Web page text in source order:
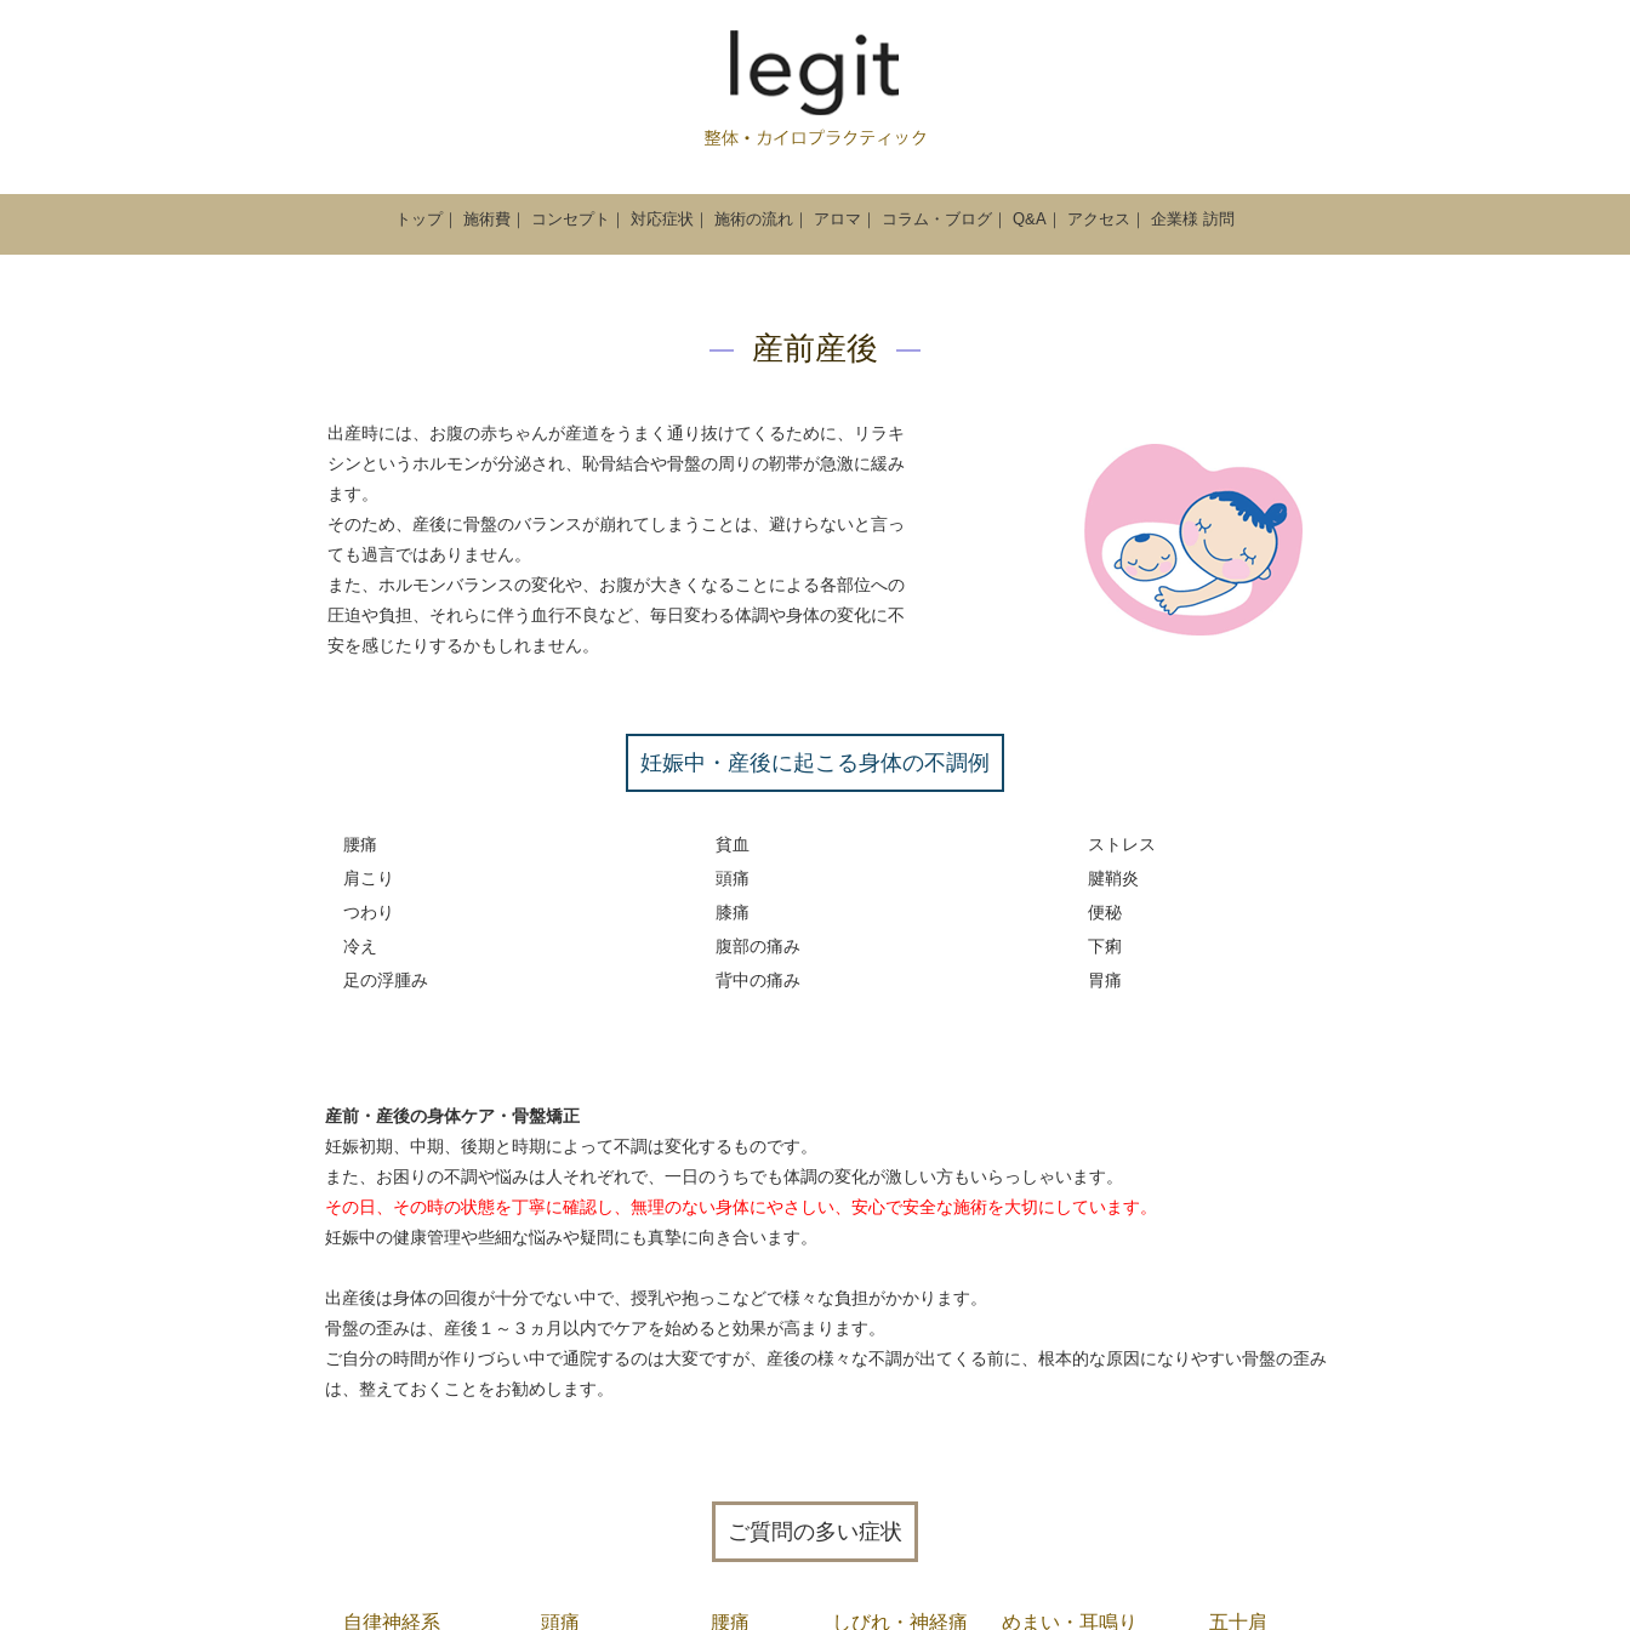
トップ｜ 施術費 ｜ コンセプト ｜ 対応症状 ｜ 施術の流れ ｜ アロマ ｜ コラム・ブログ ｜ Q&A ｜ アクセス ｜ 企業様 訪問
産前産後
出産時には、お腹の赤ちゃんが産道をうまく通り抜けてくるために、リラキ
シンというホルモンが分泌され、恥骨結合や骨盤の周りの靭帯が急激に緩み
ます。
そのため、産後に骨盤のバランスが崩れてしまうことは、避けらないと言っ
ても過言ではありません。
また、ホルモンバランスの変化や、お腹が大きくなることによる各部位への
圧迫や負担、それらに伴う血行不良など、毎日変わる体調や身体の変化に不
安を感じたりするかもしれません。
妊娠中・産後に起こる身体の不調例
腰痛 貧血
ストレス
肩こり
頭痛
腱鞘炎
つわり
膝痛
便秘
冷え
腹部の痛み
下痢
足の浮腫み
背中の痛み 胃痛
産前・産後の身体ケア・骨盤矯正
妊娠初期、中期、後期と時期によって不調は変化するものです。
また、お困りの不調や悩みは人それぞれで、一日のうちでも体調の変化が激しい方もいらっしゃいます。
その日、その時の状態を丁寧に確認し、無理のない身体にやさしい、安心で安全な施術を大切にしています。
妊娠中の健康管理や些細な悩みや疑問にも真摯に向き合います。
出産後は身体の回復が十分でない中で、授乳や抱っこなどで様々な負担がかかります。
骨盤の歪みは、産後１～３ヵ月以内でケアを始めると効果が高まります。
ご自分の時間が作りづらい中で通院するのは大変ですが、産後の様々な不調が出てくる前に、根本的な原因になりやすい骨盤の歪み
は、整えておくことをお勧めします。
ご質問の多い症状
自律神経系 頭痛 腰痛 しびれ・神経痛 めまい・耳鳴り 五十肩